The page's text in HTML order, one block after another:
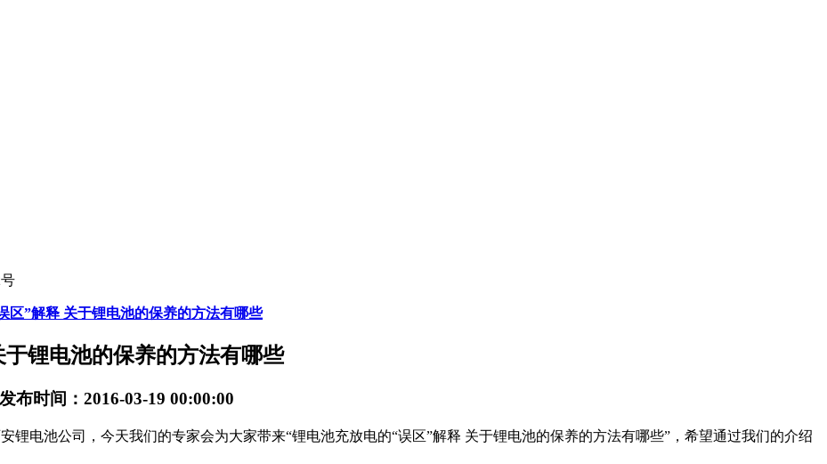
区”解释 关于锂电池的保养的方法有哪些
于锂电池的保养的方法有哪些
发布时间：2016-03-19 00:00:00
锂电池公司，今天我们的专家会为大家带来“锂电池充放电的“误区”解释 关于锂电池的保养的方法有哪些”，希望通过我们的介绍